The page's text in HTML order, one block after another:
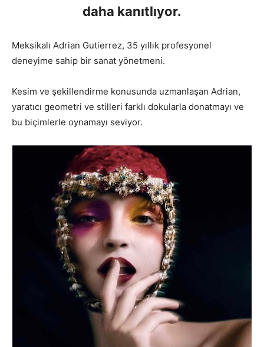
daha kanıtlıyor.
Meksikalı Adrian Gutierrez, 35 yıllık profesyonel
deneyime sahip bir sanat yönetmeni.
Kesim ve şekillendirme konusunda uzmanlaşan Adrian,
yaratıcı geometri ve stilleri farklı dokularla donatmayı ve
bu biçimlerle oynamayı seviyor.